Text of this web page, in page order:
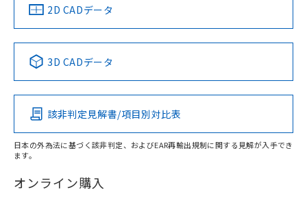
中国 RoHS 注意事項・凡例
Pb Hg Cd Cr(VI)
O
在庫等で未対応品が混在する可能性があります。
2D CADデータ
3D CADデータ
該非判定見解書/項目別対比表
日本の外為法に基づく該非判定、およびEAR再輸出規制に関する見解が入手でき
ます。
オンライン購入